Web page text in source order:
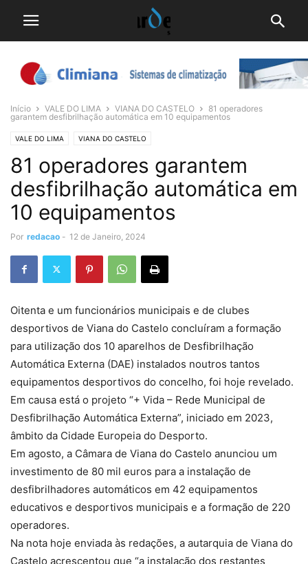
Início VALE DO LIMA VIANA DO CASTELO
81 operadores
garantem desfibrilhação automática em 10 equipamentos
VALE DO LIMA VIANA DO CASTELO
81 operadores garantem
desfibrilhação automática em
10 equipamentos
Por redacao - 12 de Janeiro, 2024
Oitenta e um funcionários municipais e de clubes
desportivos de Viana do Castelo concluíram a formação
para utilização dos 10 aparelhos de Desfibrilhação
Automática Externa (DAE) instalados noutros tantos
equipamentos desportivos do concelho, foi hoje revelado.
Em causa está o projeto “+ Vida – Rede Municipal de
Desfibrilhação Automática Externa”, iniciado em 2023,
âmbito da Cidade Europeia do Desporto.
Em agosto, a Câmara de Viana do Castelo anunciou um
investimento de 80 mil euros para a instalação de
desfibrilhadores automáticos em 42 equipamentos
educativos e desportivos municipais e a formação de 220
operadores.
Na nota hoje enviada às redações, a autarquia de Viana do
Castelo acrescentou que “a instalação dos restantes